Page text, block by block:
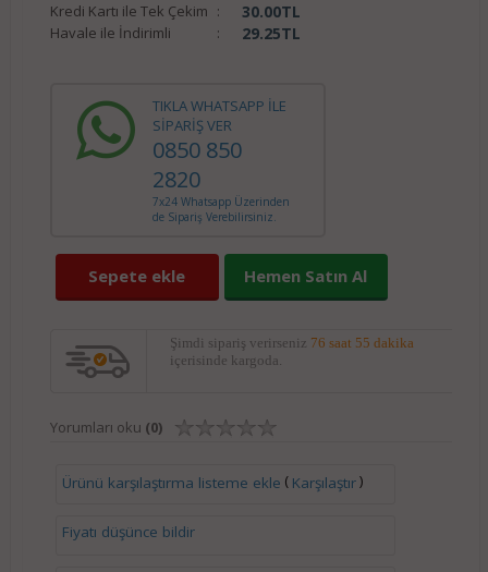
Kredi Kartı ile Tek Çekim : 30.00TL
Havale ile İndirimli : 29.25TL
TIKLA WHATSAPP İLE
SİPARİŞ VER
0850 850
2820
7x24 Whatsapp Üzerinden
de Sipariş Verebilirsiniz.
Sepete ekle Hemen Satın Al
Şimdi sipariş verirseniz 76 saat 55 dakika
içerisinde kargoda.
Yorumları oku (0)
Ürünü karşılaştırma listeme ekle ( Karşılaştır)
Fiyatı düşünce bildir